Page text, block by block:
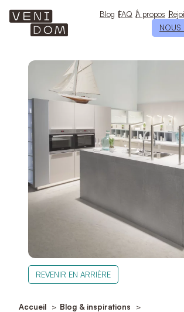
contenu
Blog FAQ À propos
NOUS
REVENIR EN ARRIÈRE
Accueil
Blog & inspirations